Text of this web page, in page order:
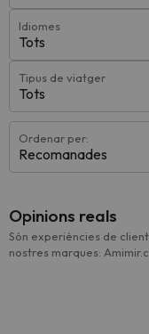
Idiomes
Tots
Tipus de viatger
Tots
Ordenar per:
Recomanades
Opinions reals
Són experiències de
nostres marques: